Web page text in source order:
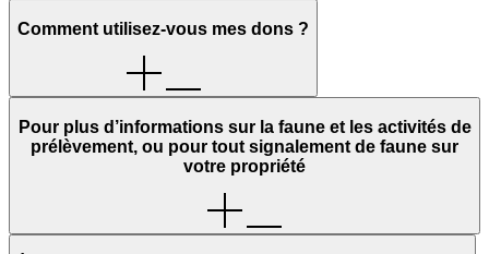
Comment utilisez-vous mes dons ?
Pour plus d’informations sur la faune et les activités de
prélèvement, ou pour tout signalement de faune sur
votre propriété